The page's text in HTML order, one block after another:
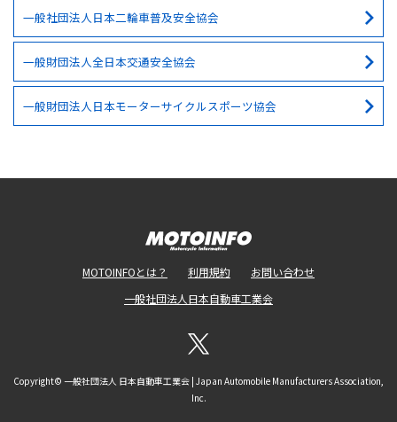
一般社団法人日本二輪車普及安全協会
一般財団法人全日本交通安全協会
一般財団法人日本モーターサイクルスポーツ協会
MOTOINFOとは？ 利用規約
お問い合わせ
一般社団法人日本自動車工業会
Copyright© 一般社団法人 日本自動車工業会 | Japan Automobile Manufacturers Association,
Inc.